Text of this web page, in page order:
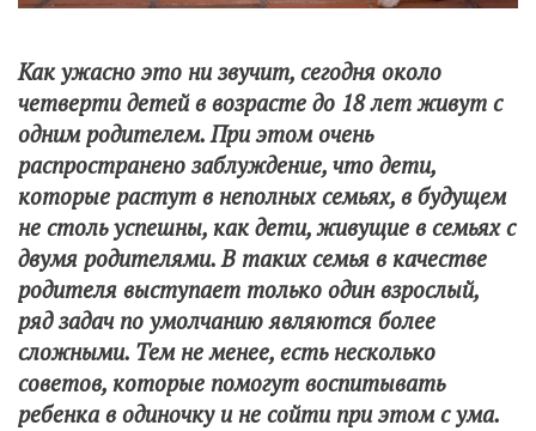
Как ужасно это ни звучит, сегодня около
четверти детей в возрасте до 18 лет живут с
одним родителем. При этом очень
распространено заблуждение, что дети,
которые растут в неполных семьях, в будущем
не столь успешны, как дети, живущие в семьях с
двумя родителями. В таких семья в качестве
родителя выступает только один взрослый,
ряд задач по умолчанию являются более
сложными. Тем не менее, есть несколько
советов, которые помогут воспитывать
ребенка в одиночку и не сойти при этом с ума.